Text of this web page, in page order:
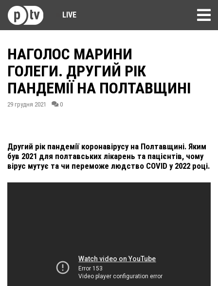
LIVE
НАГОЛОС МАРИНИ
ГОЛЕГИ. ДРУГИЙ РІК
ПАНДЕМІЇ НА ПОЛТАВЩИНІ
29 грудня 2021 0
Другий рік пандемії коронавірусу на Полтавщині. Яким
був 2021 для полтавських лікарень та пацієнтів, чому
вірус мутує та чи переможе людство COVID у 2022 році.